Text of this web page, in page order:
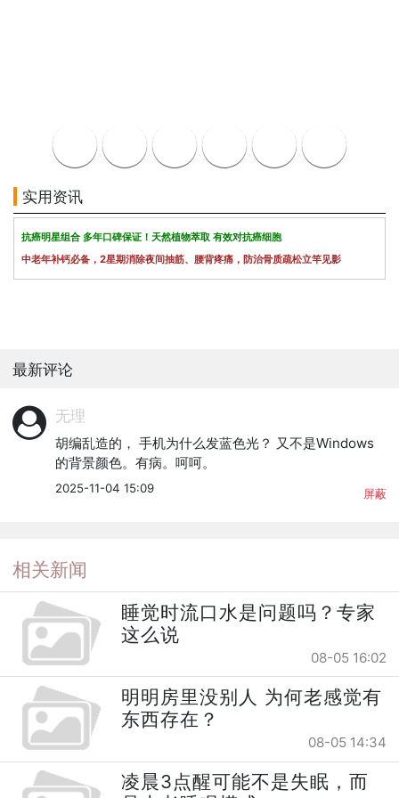
实用资讯
抗癌明星组合 多年口碑保证！天然植物萃取 有效对抗癌细胞
中老年补钙必备，2星期消除夜间抽筋、腰背疼痛，防治骨质疏松立竿见影
最新评论
无理
胡编乱造的， 手机为什么发蓝色光？ 又不是Windows
的背景颜色。有病。呵呵。
2025-11-04 15:09 屏蔽
相关新闻
睡觉时流口水是问题吗？专家
这么说
08-05 16:02
明明房里没别人 为何老感觉有
东西存在？
08-05 14:34
凌晨3点醒可能不是失眠，而